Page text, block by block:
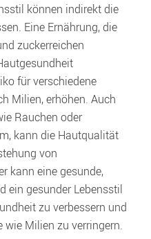
können indirekt die
Eine Ernährung, die
zuckerreichen
für verschiedene
Milien, erhöhen. Auch
Rauchen oder
kann die Hautqualität
von
kann eine gesunde,
ein gesunder Lebensstil
zu verbessern und
Milien zu verringern.